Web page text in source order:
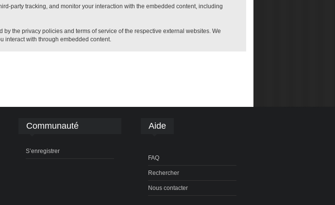
party tracking, and monitor your interaction with the embedded content, including
the privacy policies and terms of service of the respective external websites. We
interact with through embedded content.
Communauté
S’enregistrer
Aide
FAQ
Rechercher
Nous contacter